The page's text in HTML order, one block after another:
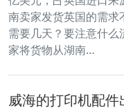
南卖家发货英国的需求
需要几天？要注意什么
家将货物从湖南…
威海的打印机配件